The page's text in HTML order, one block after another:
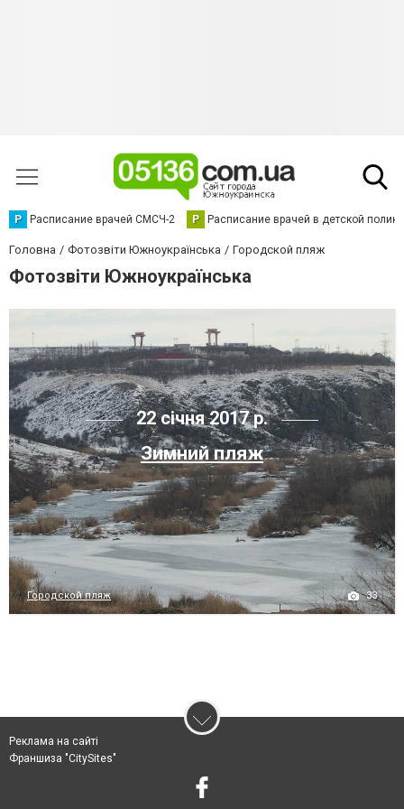
Р Расписание врачей СМСЧ-2 Р Расписание врачей в детской
Головна Фотозвіти Южноукраїнська Городской пляж
Фотозвіти Южноукраїнська
22 січня 2017 р.
Зимний пляж
Городской пляж 33
Реклама на сайті
Франшиза "CitySites"